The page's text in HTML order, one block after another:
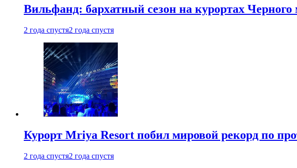
Вильфанд: бархатный сезон на курортах
2 года спустя2 года спустя
Курорт Mriya Resort побил мировой рекорд по
2 года спустя2 года спустя